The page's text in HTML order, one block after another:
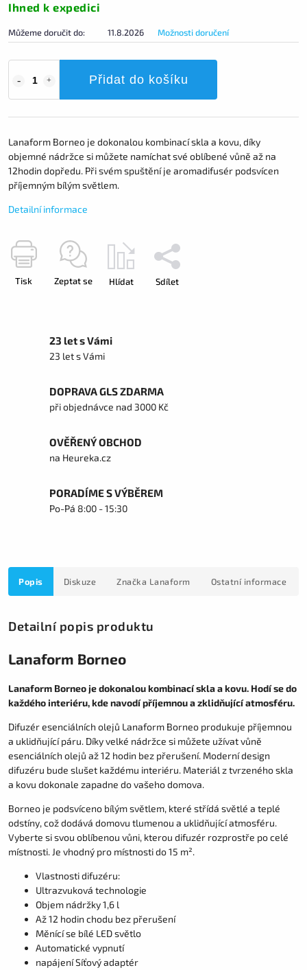
Ihned k expedici
Můžeme doručit do: 11.8.2026 Možnosti doručení
Přidat do košíku
Lanaform Borneo je dokonalou kombinací skla a kovu, díky
objemné nádržce si můžete namíchat své oblíbené vůně až na
12hodin dopředu. Při svém spuštění je aromadifusér podsvícen
příjemným bílým světlem.
Detailní informace
Tisk Zeptat se Hlídat Sdílet
23 let s Vámi
23 let s Vámi
DOPRAVA GLS ZDARMA
při objednávce nad 3000 Kč
OVĚŘENÝ OBCHOD
na Heureka.cz
PORADÍME S VÝBĚREM
Po-Pá 8:00 - 15:30
Popis Diskuze Značka Lanaform Ostatní informace
Detailní popis produktu
Lanaform Borneo
Lanaform Borneo je dokonalou kombinací skla a kovu. Hodí se do
každého interiéru, kde navodí příjemnou a zklidňující atmosféru.
Difuzér esenciálních olejů Lanaform Borneo produkuje příjemnou
a uklidňující páru. Díky velké nádržce si můžete užívat vůně
esenciálních olejů až 12 hodin bez přerušení. Moderní design
difuzéru bude slušet každému interiéru. Materiál z tvrzeného skla
a kovu dokonale zapadne do vašeho domova.
Borneo je podsvíceno bílým světlem, které střídá světlé a teplé
odstíny, což dodává domovu tlumenou a uklidňující atmosféru.
Vyberte si svou oblíbenou vůni, kterou difuzér rozprostře po celé
místnosti. Je vhodný pro místnosti do 15 m².
Vlastnosti difuzéru:
Ultrazvuková technologie
Objem nádržky 1,6 l
Až 12 hodin chodu bez přerušení
Měnící se bílé LED světlo
Automatické vypnutí
napájení Síťový adaptér